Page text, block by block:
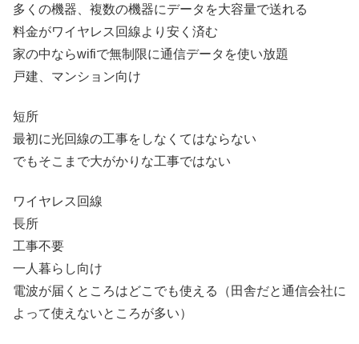
多くの機器、複数の機器にデータを大容量で送れる
料金がワイヤレス回線より安く済む
家の中ならwifiで無制限に通信データを使い放題
戸建、マンション向け
短所
最初に光回線の工事をしなくてはならない
でもそこまで大がかりな工事ではない
ワイヤレス回線
長所
工事不要
一人暮らし向け
電波が届くところはどこでも使える（田舎だと通信会社に
よって使えないところが多い）